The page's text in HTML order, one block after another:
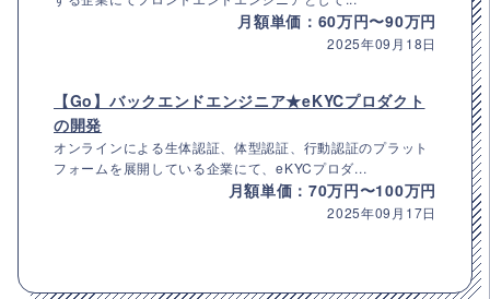
月額単価：60万円〜90万円
2025年09月18日
【Go】バックエンドエンジニア★eKYCプロダクト
の開発
オンラインによる生体認証、体型認証、行動認証のプラット
フォームを展開している企業にて、eKYCプロダ...
月額単価：70万円〜100万円
2025年09月17日